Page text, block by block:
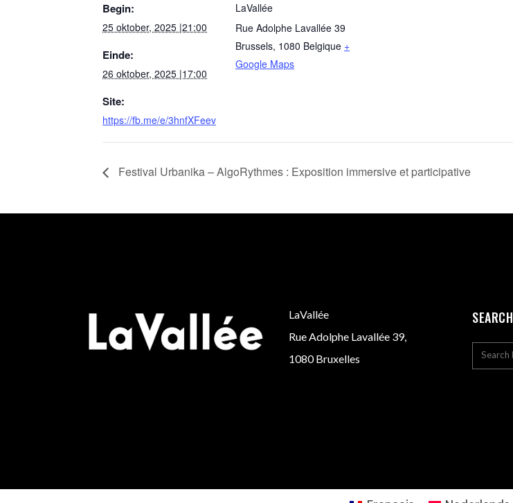
Begin:
25 oktober, 2025 |21:00
Einde:
26 oktober, 2025 |17:00
Site:
https://fb.me/e/3hnfXFeev
LaVallée
Rue Adolphe Lavallée 39
Brussels, 1080 Belgique +
Google Maps
Festival Urbanika – AlgoRythmes : Exposition immersive et participative
LaVallée
Rue Adolphe Lavallée 39,
1080 Bruxelles
SEARCH